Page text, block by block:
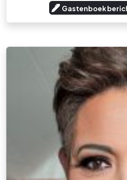
Gastenboek